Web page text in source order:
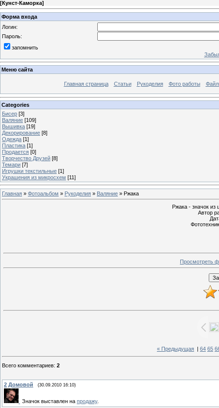
[Кунст-Каморка]
Форма входа
Логин:
Пароль:
запомнить
Меню сайта
Главная страница Статьи Рукоделия Фото работы
Categories
Бисер [3]
Валяние [109]
Вышивка [19]
Декорирование [8]
Одежда [1]
Пластика [1]
Продается [0]
Творчество Друзей [8]
Темари [7]
Игрушки текстильные [1]
Украшения из микросхем [11]
Главная » Фотоальбом » Рукоделия » Валяние » Ржака
Ржака - значок
Автор
Просмотреть
« Предыдущая 64 65
Всего комментариев: 2
2 Домовой (30.09.2010 16:10)
Значок выставлен на продажу.